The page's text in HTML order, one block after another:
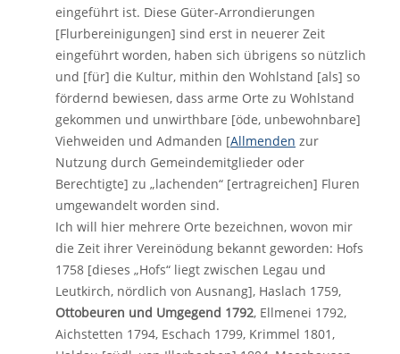
eingeführt ist. Diese Güter-Arrondierungen
[Flurbereinigungen] sind erst in neuerer Zeit
eingeführt worden, haben sich übrigens so nützlich
und [für] die Kultur, mithin den Wohlstand [als] so
fördernd bewiesen, dass arme Orte zu Wohlstand
gekommen und unwirthbare [öde, unbewohnbare]
Viehweiden und Admanden [Allmenden zur
Nutzung durch Gemeindemitglieder oder
Berechtigte] zu „lachenden“ [ertragreichen] Fluren
umgewandelt worden sind.
Ich will hier mehrere Orte bezeichnen, wovon mir
die Zeit ihrer Vereinödung bekannt geworden: Hofs
1758 [dieses „Hofs“ liegt zwischen Legau und
Leutkirch, nördlich von Ausnang], Haslach 1759,
Ottobeuren und Umgegend 1792, Ellmenei 1792,
Aichstetten 1794, Eschach 1799, Krimmel 1801,